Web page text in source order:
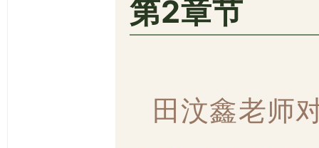
第2章节
田汶鑫老师